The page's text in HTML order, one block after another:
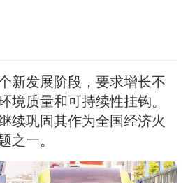
新发展阶段，要求增长不
境质量和可持续性挂钩。
续巩固其作为全国经济火
之一。